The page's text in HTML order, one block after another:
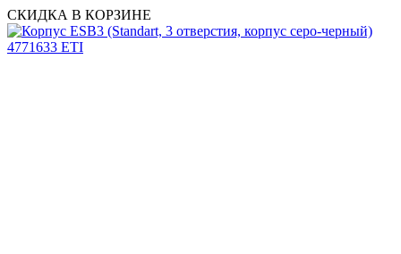
СКИДКА В КОРЗИНЕ